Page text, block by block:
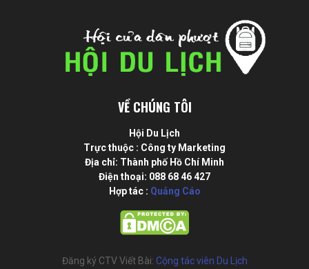
VỀ CHÚNG TÔI
Hội Du Lịch
Trực thuộc : Công ty Marketing
Địa chỉ: Thành phố Hồ Chí Minh
Điện thoại: 088 68 46 427
Hợp tác : Quảng Cáo
Đăng ký CTV Viết Bài: Cộng tác viên Du Lịch